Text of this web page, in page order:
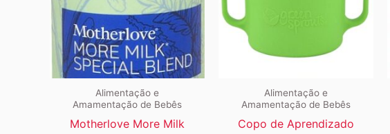
Alimentação e
Amamentação de Bebês
Motherlove More Milk
Alimentação e
Amamentação de Bebês
Copo de Aprendizado